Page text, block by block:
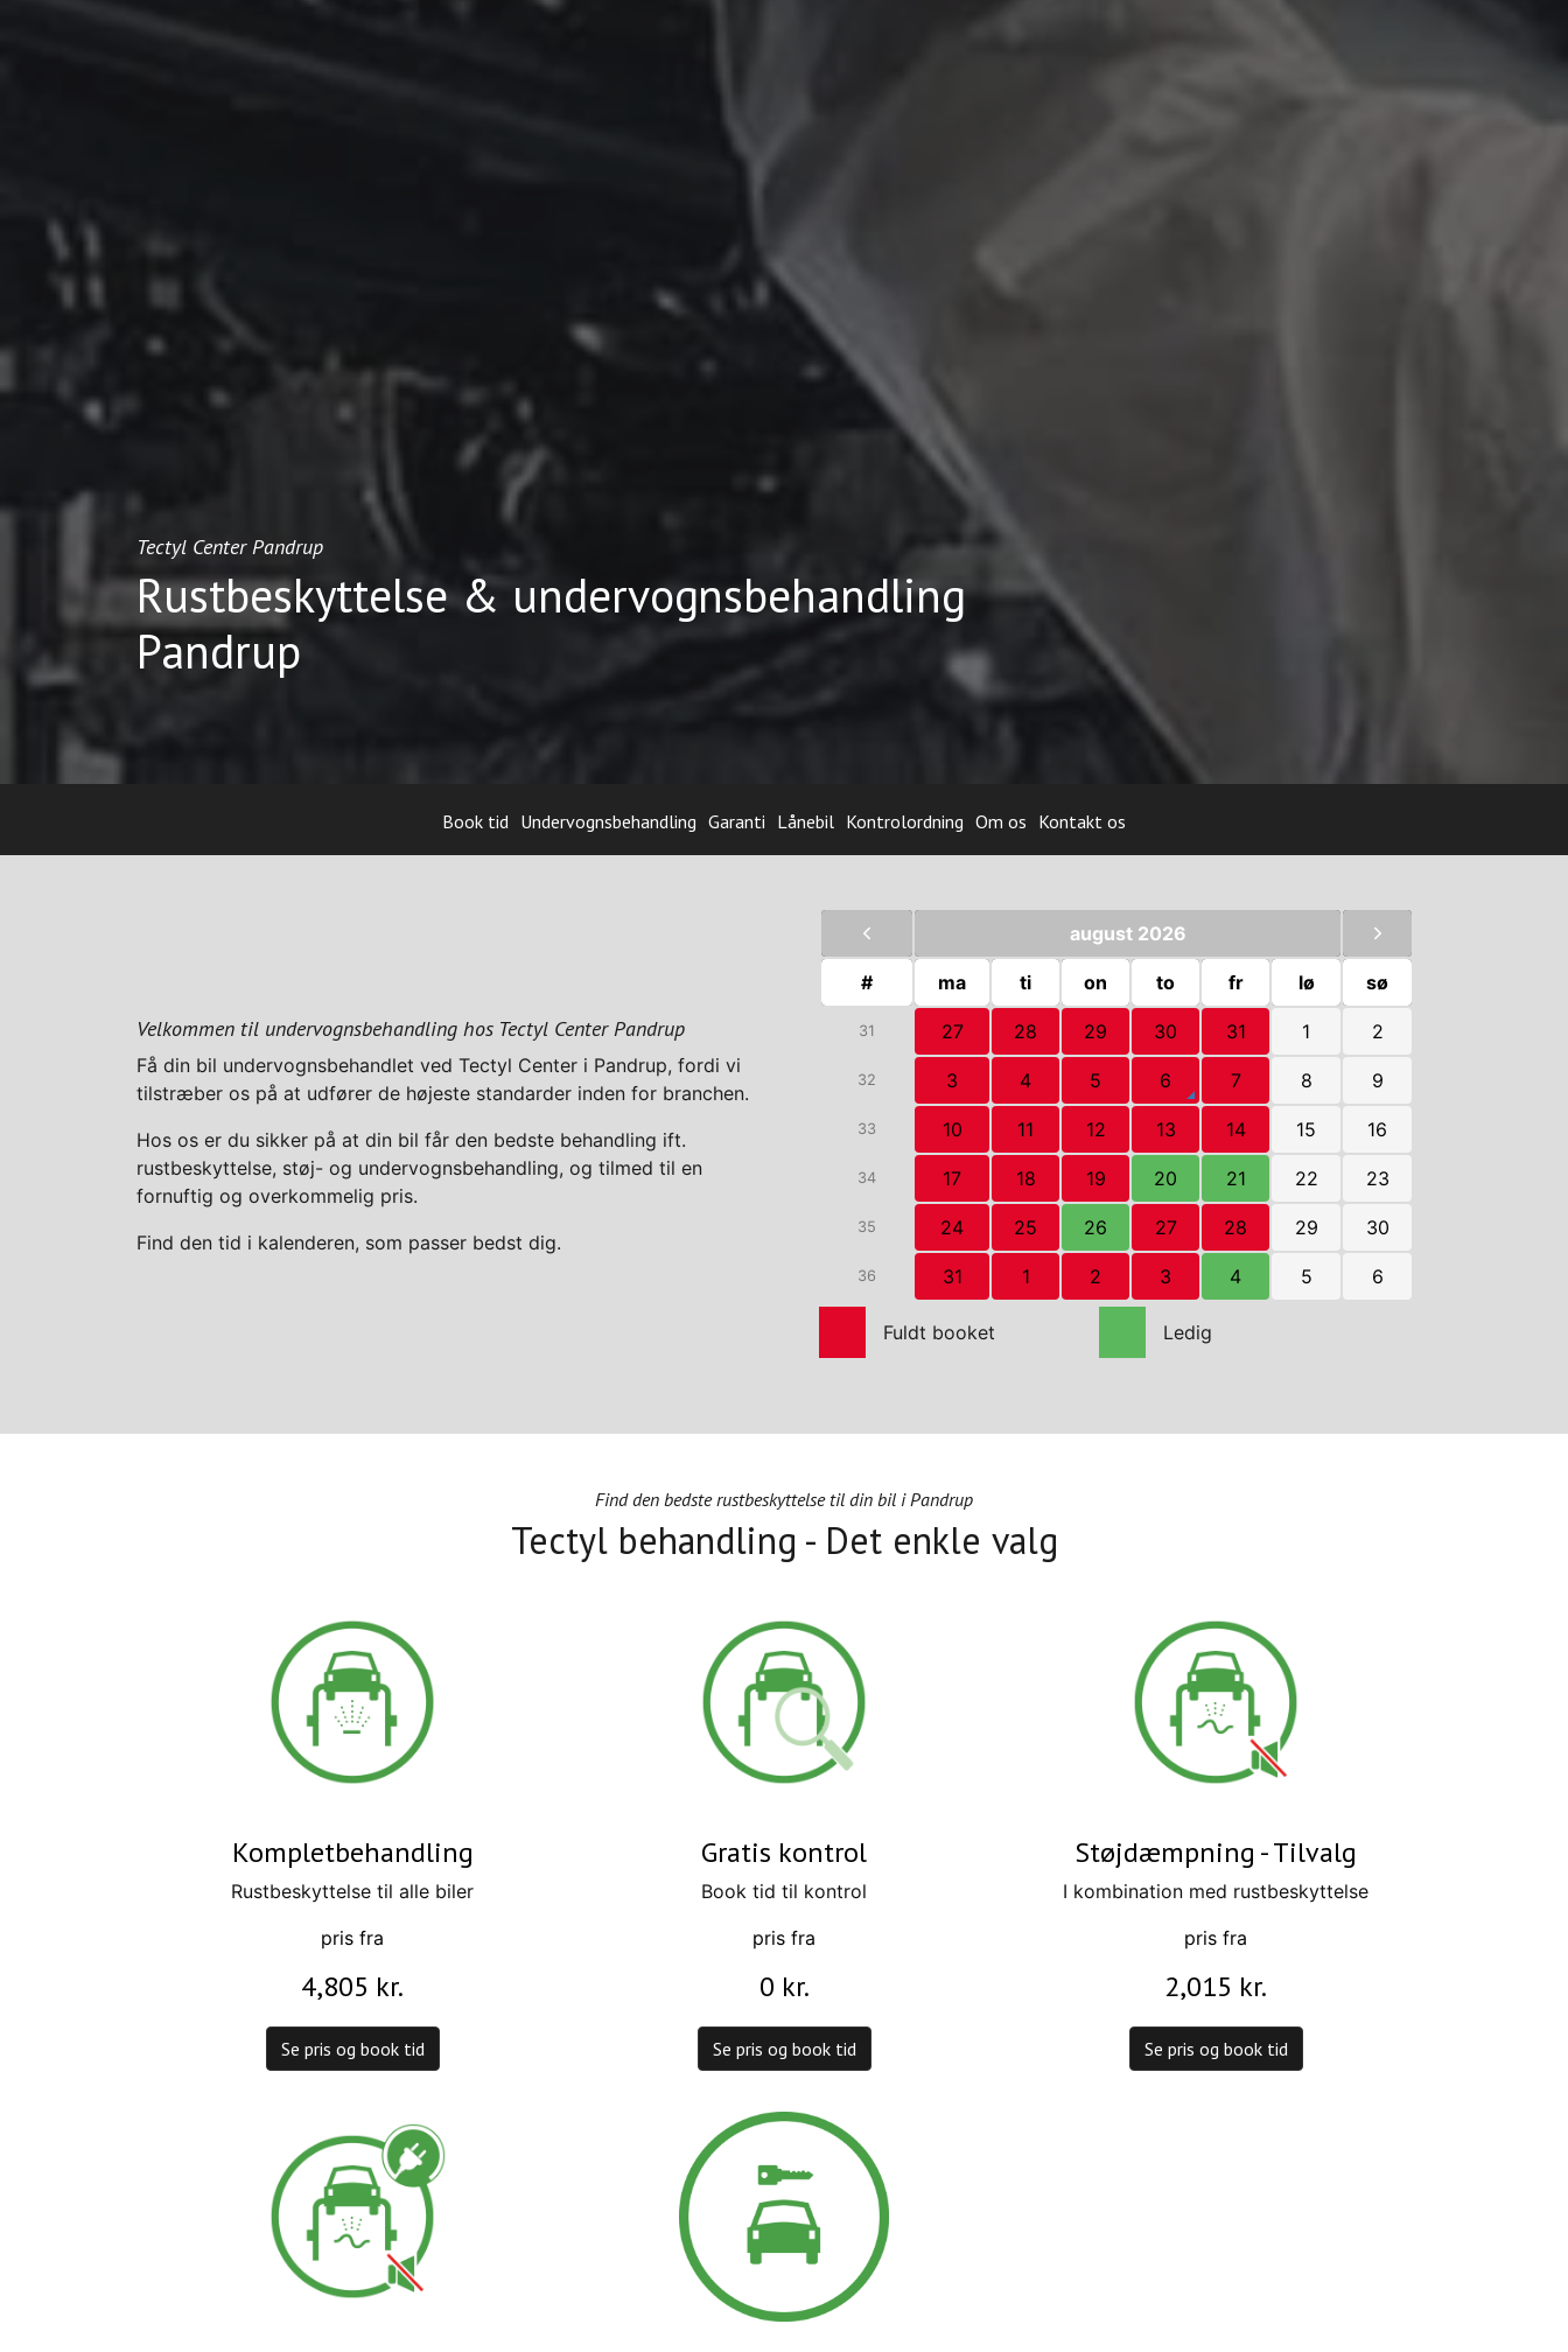
Tectyl Center Pandrup
Rustbeskyttelse & undervognsbehandling
Pandrup
Book tid Undervognsbehandling Garanti Lånebil Kontrolordning Om os Kontakt os
Velkommen til undervognsbehandling hos Tectyl Center Pandrup
Få din bil undervognsbehandlet ved Tectyl Center i Pandrup, fordi vi
tilstræber os på at udfører de højeste standarder inden for branchen.
Hos os er du sikker på at din bil får den bedste behandling ift.
rustbeskyttelse, støj- og undervognsbehandling, og tilmed til en
fornuftig og overkommelig pris.
Find den tid i kalenderen, som passer bedst dig.
august 2026
# ma ti on to fr lø sø
31 27 28 29 30 31 1 2
32 3 4 5 6 7 8 9
33 10 11 12 13 14 15 16
34 17 18 19 20 21 22 23
35 24 25 26 27 28 29 30
36 31 1 2 3 4 5 6
Fuldt booket Ledig
Find den bedste rustbeskyttelse til din bil i Pandrup
Tectyl behandling - Det enkle valg
Kompletbehandling
Rustbeskyttelse til alle biler
pris fra
4,805 kr.
Se pris og book tid
Gratis kontrol
Book tid til kontrol
pris fra
0 kr.
Se pris og book tid
Støjdæmpning - Tilvalg
I kombination med rustbeskyttelse
pris fra
2,015 kr.
Se pris og book tid